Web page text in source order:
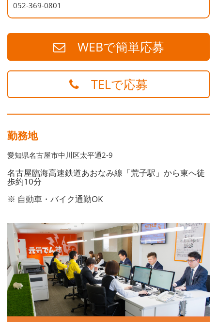
052-369-0801
WEBで簡単応募
TELで応募
勤務地
愛知県名古屋市中川区太平通2-9
名古屋臨海高速鉄道あおなみ線「荒子駅」から東へ徒
歩約10分
※ 自動車・バイク通勤OK